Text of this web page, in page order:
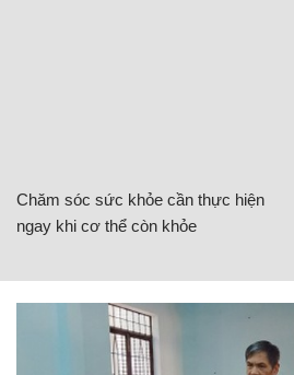
Chăm sóc sức khỏe cần thực hiện
ngay khi cơ thể còn khỏe